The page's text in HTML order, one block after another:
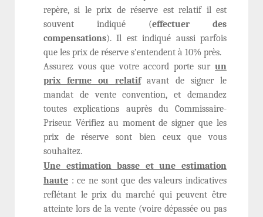
repère, si le prix de réserve est relatif il est
souvent indiqué (effectuer des
compensations). Il est indiqué aussi parfois
que les prix de réserve s’entendent à 10% près.
Assurez vous que votre accord porte sur un
prix ferme ou relatifavant de signer le
mandat de vente convention, et demandez
toutes explications auprès du Commissaire-
Priseur. Vérifiez au moment de signer que les
prix de réserve sont bien ceux que vous
souhaitez.
Une estimation basse et une estimation
haute : ce ne sont que des valeurs indicatives
reflétant le prix du marché qui peuvent être
atteinte lors de la vente (voire dépassée ou pas